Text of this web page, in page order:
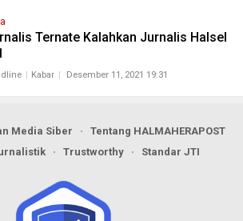
Ternate Kalahkan Jurnalis Halsel
Kabar Desember 11, 2021 19:31
Media Siber
Tentang HALMAHERAPOST
Trustworthy Standar JTI